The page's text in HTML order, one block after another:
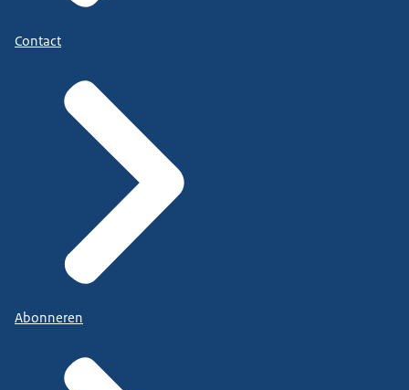
Contact
Abonneren